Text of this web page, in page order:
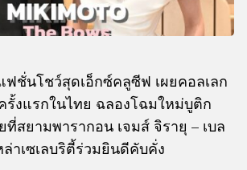
ฟชั่นโชว์สุดเอ็กซ์คลูซีฟ เผยคอลเลก
ครั้งแรกในไทย ฉลองโฉมใหม่บูติก
ที่สยามพารากอน เจมส์ จิรายุ – เบล
าเซเลบริตี้ร่วมยินดีคับคั่ง